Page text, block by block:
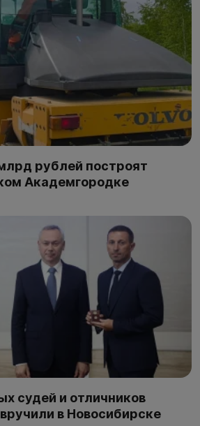
рублей построят
Академгородке
судей и отличников
в Новосибирске